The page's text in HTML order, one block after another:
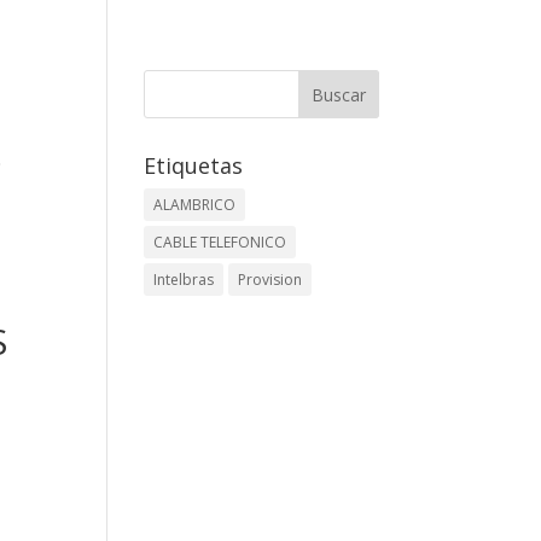
Etiquetas
ALAMBRICO
CABLE TELEFONICO
Intelbras
Provision